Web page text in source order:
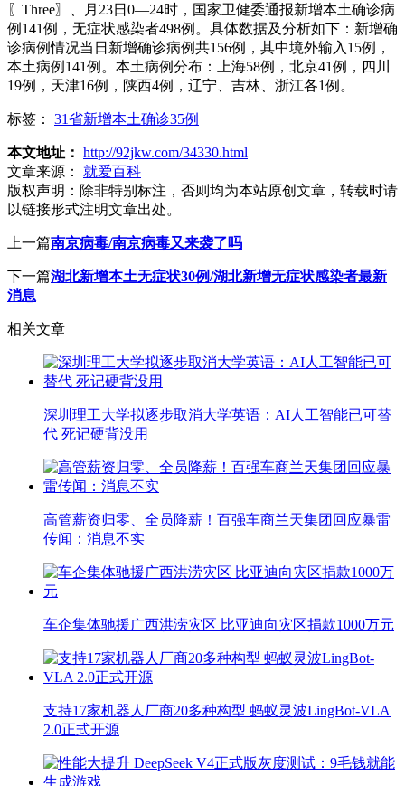
〖Three〗、月23日0—24时，国家卫健委通报新增本土确诊病
例141例，无症状感染者498例。具体数据及分析如下：新增确
诊病例情况当日新增确诊病例共156例，其中境外输入15例，
本土病例141例。本土病例分布：上海58例，北京41例，四川
19例，天津16例，陕西4例，辽宁、吉林、浙江各1例。
标签： 31省新增本土确诊35例
本文地址： http://92jkw.com/34330.html
文章来源：
就爱百科
版权声明： 除非特别标注，否则均为本站原创文章，转载时请
以链接形式注明文章出处。
上一篇南京病毒/南京病毒又来袭了吗
下一篇湖北新增本土无症状30例/湖北新增无症状感染者最新
消息
相关文章
深圳理工大学拟逐步取消大学英语：AI人工智能已可替
代 死记硬背没用
高管薪资归零、全员降薪！百强车商兰天集团回应暴雷
传闻：消息不实
车企集体驰援广西洪涝灾区 比亚迪向灾区捐款1000万元
支持17家机器人厂商20多种构型 蚂蚁灵波LingBot-VLA
2.0正式开源